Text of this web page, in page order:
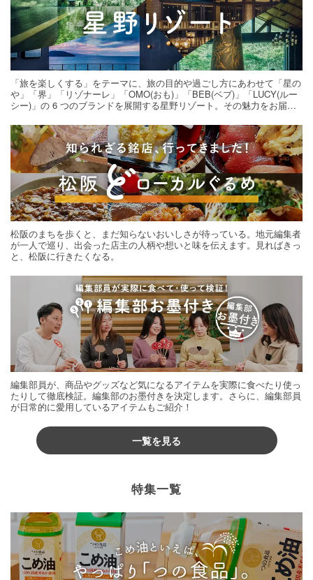
「旅を楽しくする」をテーマに、旅の目的や過ごし方にあわせて「星の
や」「界」「リゾナーレ」「OMO(おも)」「BEB(ベブ)」「LUCY(ルー
シー)」の 6 つのブランドを展開する星野リゾート。その魅力をお届け
松阪のまちを歩くと、まだ知らないおいしさが待っている。地元編集者
が一人で巡り、出会った店主の人柄や想いと味を伝えます。見ればきっ
と、松阪に行きたくなる。
編集部員が、商品やグッズなど気になるアイテムを実際に食べたり使っ
たりして徹底検証。編集部のお墨付きを決定します。さらに、編集部員
が日常的に愛用しているアイテムもご紹介！
一覧を見る
特集一覧